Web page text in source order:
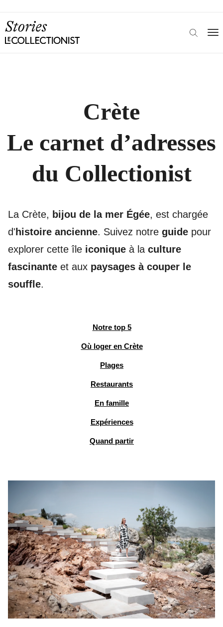
Crète
Le carnet d’adresses
du Collectionist
La Crète, bijou de la mer Égée, est chargée
d' histoire ancienne. Suivez notre guide pour
explorer cette île iconique à la culture
fascinante et aux paysages à couper le
souffle.
Notre top 5
Où loger en Crète
Plages
Restaurants
En famille
Expériences
Quand partir